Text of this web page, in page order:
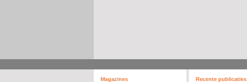
Magazines Recente publicaties